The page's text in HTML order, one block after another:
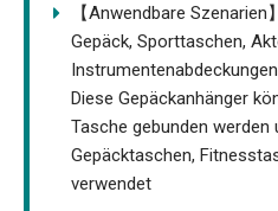
【Anwendbare
Gepäck, Sporttaschen,
Diese Gepäckanhänger
Tasche gebunden
Gepäcktaschen,
verwendet